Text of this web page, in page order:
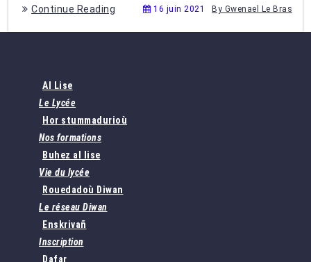
Continue Reading 16 juin 2021 By Gwenael Le Bras
Al Lise
Le Lycée
Hor stummadurioù
Nos formations
Buhez al lise
Vie du lycée
Rouedadoù Diwan
Le réseau Diwan
Enskrivañ
Inscription
Dafar